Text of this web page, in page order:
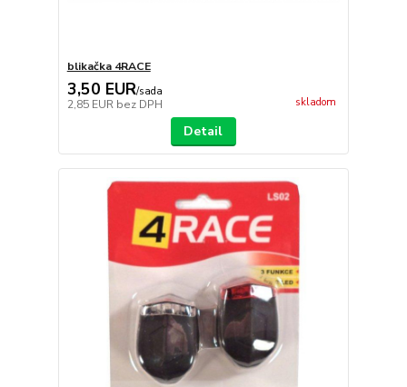
blikačka 4RACE
3,50 EUR/sada
2,85 EUR bez DPH skladom
Detail